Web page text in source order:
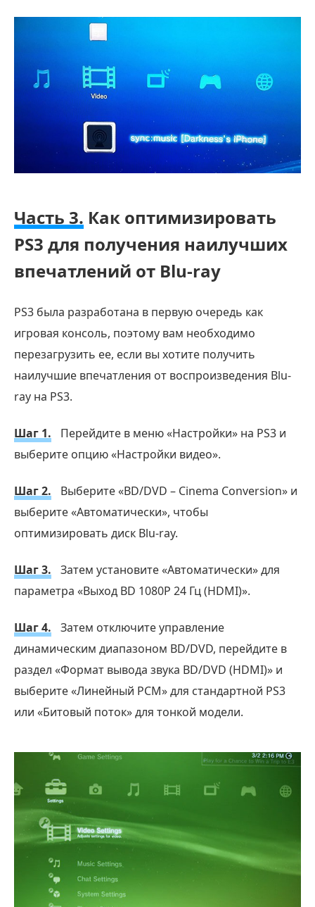
Часть 3. Как оптимизировать
PS3 для получения наилучших
впечатлений от Blu-ray
PS3 была разработана в первую очередь как
игровая консоль, поэтому вам необходимо
перезагрузить ее, если вы хотите получить
наилучшие впечатления от воспроизведения Blu-
ray на PS3.
Шаг 1.
Перейдите в меню «Настройки» на PS3 и
выберите опцию «Настройки видео».
Шаг 2.
Выберите «BD/DVD – Cinema Conversion» и
выберите «Автоматически», чтобы
оптимизировать диск Blu-ray.
Шаг 3.
Затем установите «Автоматически» для
параметра «Выход BD 1080P 24 Гц (HDMI)».
Шаг 4.
Затем отключите управление
динамическим диапазоном BD/DVD, перейдите в
раздел «Формат вывода звука BD/DVD (HDMI)» и
выберите «Линейный PCM» для стандартной PS3
или «Битовый поток» для тонкой модели.